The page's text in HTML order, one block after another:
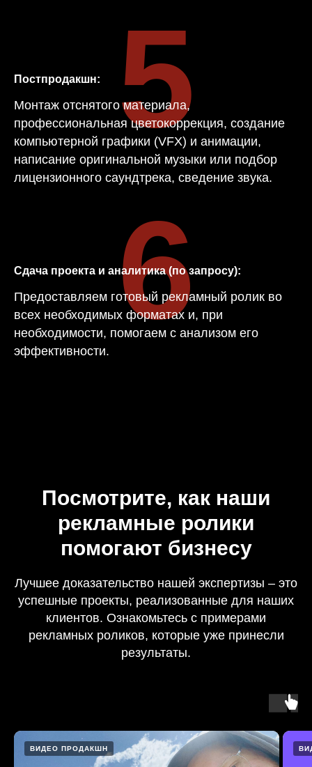
Постпродакшн:
Монтаж отснятого материала,
профессиональная цветокоррекция, создание
компьютерной графики (VFX) и анимации,
написание оригинальной музыки или подбор
лицензионного саундтрека, сведение звука.
5
Сдача проекта и аналитика (по запросу):
Предоставляем готовый рекламный ролик во
всех необходимых форматах и, при
необходимости, помогаем с анализом его
эффективности.
6
Посмотрите, как наши
рекламные ролики
помогают бизнесу
Лучшее доказательство нашей экспертизы – это
успешные проекты, реализованные для наших
клиентов. Ознакомьтесь с примерами
рекламных роликов, которые уже принесли
результаты.
ВИДЕО ПРОДАКШН